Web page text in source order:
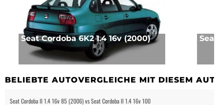
Seat Cordoba 6K2 1.4 16v (2000) Seat
BELIEBTE AUTOVERGLEICHE MIT DIESEM
Seat Cordoba II 1.4 16v 85 (2006) vs Seat Cordoba II 1.4 16v 100